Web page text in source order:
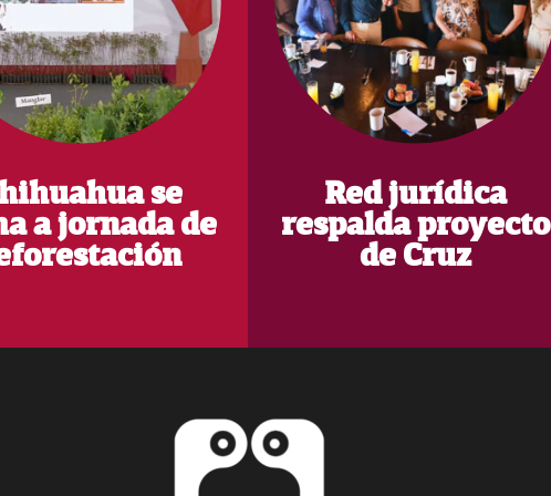
se
a jornada de
Red jurídica
respalda proyecto
de Cruz